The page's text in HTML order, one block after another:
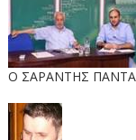
O ΣΑΡΑΝΤΗΣ